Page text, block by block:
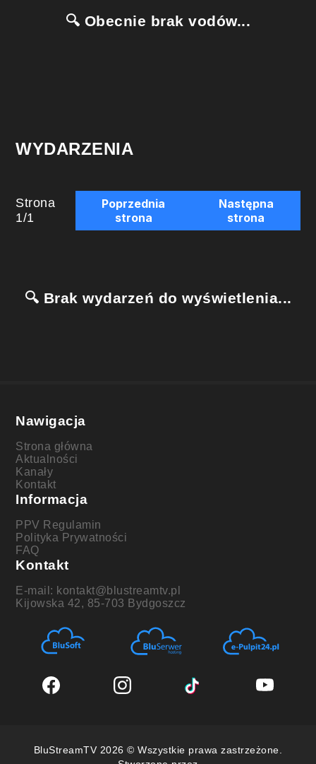
🔍 Obecnie brak vodów...
WYDARZENIA
Strona
1/1
Poprzednia
strona
Następna
strona
🔍 Brak wydarzeń do wyświetlenia...
Nawigacja
Strona główna
Aktualności
Kanały
Kontakt
Informacja
PPV Regulamin
Polityka Prywatności
FAQ
Kontakt
E-mail: kontakt@blustreamtv.pl
Kijowska 42, 85-703 Bydgoszcz
BluStreamTV 2026 © Wszystkie prawa zastrzeżone.